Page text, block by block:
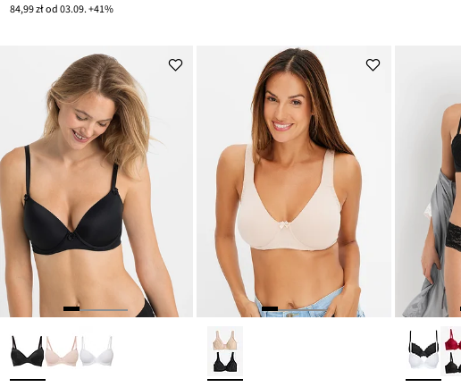
84,99 zł od 03.09. +41%